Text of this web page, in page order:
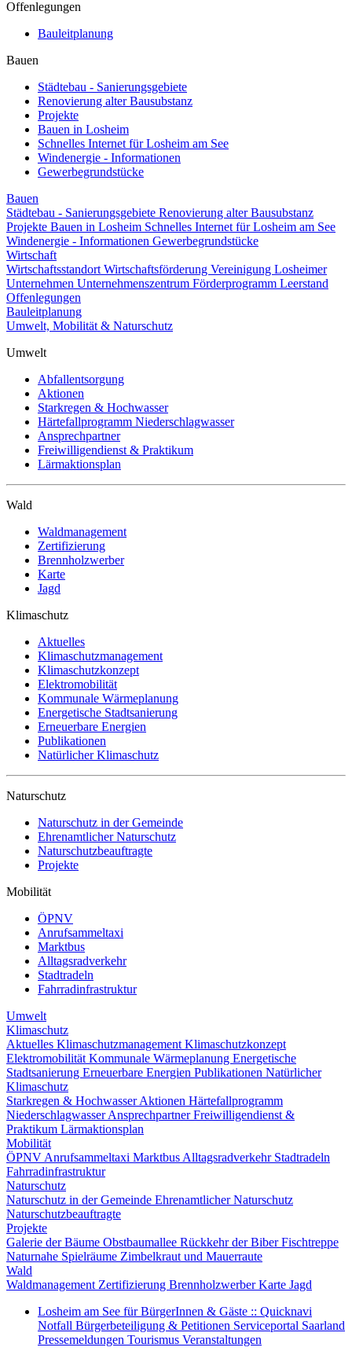
Offenlegungen
Bauleitplanung
Bauen
Städtebau - Sanierungsgebiete
Renovierung alter Bausubstanz
Projekte
Bauen in Losheim
Schnelles Internet für Losheim am See
Windenergie - Informationen
Gewerbegrundstücke
Bauen
Städtebau - Sanierungsgebiete Renovierung alter Bausubstanz
Projekte Bauen in Losheim Schnelles Internet für Losheim am See
Windenergie - Informationen Gewerbegrundstücke
Wirtschaft
Wirtschaftsstandort Wirtschaftsförderung Vereinigung Losheimer
Unternehmen Unternehmenszentrum Förderprogramm Leerstand
Offenlegungen
Bauleitplanung
Umwelt, Mobilität & Naturschutz
Umwelt
Abfallentsorgung
Aktionen
Starkregen & Hochwasser
Härtefallprogramm Niederschlagwasser
Ansprechpartner
Freiwilligendienst & Praktikum
Lärmaktionsplan
Wald
Waldmanagement
Zertifizierung
Brennholzwerber
Karte
Jagd
Klimaschutz
Aktuelles
Klimaschutzmanagement
Klimaschutzkonzept
Elektromobilität
Kommunale Wärmeplanung
Energetische Stadtsanierung
Erneuerbare Energien
Publikationen
Natürlicher Klimaschutz
Naturschutz
Naturschutz in der Gemeinde
Ehrenamtlicher Naturschutz
Naturschutzbeauftragte
Projekte
Mobilität
ÖPNV
Anrufsammeltaxi
Marktbus
Alltagsradverkehr
Stadtradeln
Fahrradinfrastruktur
Umwelt
Klimaschutz
Aktuelles Klimaschutzmanagement Klimaschutzkonzept
Elektromobilität Kommunale Wärmeplanung Energetische
Stadtsanierung Erneuerbare Energien Publikationen Natürlicher
Klimaschutz
Starkregen & HochwasserAktionen Härtefallprogramm
NiederschlagwasserAnsprechpartnerFreiwilligendienst &
Praktikum Lärmaktionsplan
Mobilität
ÖPNV Anrufsammeltaxi Marktbus Alltagsradverkehr Stadtradeln
Fahrradinfrastruktur
Naturschutz
Naturschutz in der Gemeinde Ehrenamtlicher Naturschutz
Naturschutzbeauftragte
Projekte
Galerie der Bäume Obstbaumallee Rückkehr der BiberFischtreppe
Naturnahe Spielräume Zimbelkraut und Mauerraute
Wald
Waldmanagement Zertifizierung BrennholzwerberKarte Jagd
Losheim am See für BürgerInnen & Gäste :: Quicknavi
Notfall Bürgerbeteiligung & Petitionen Serviceportal Saarland
Pressemeldungen Tourismus Veranstaltungen